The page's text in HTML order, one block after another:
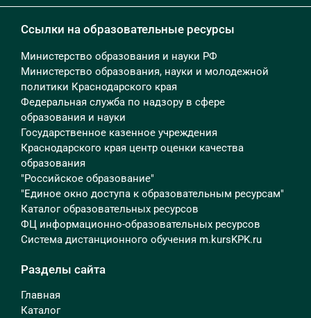
Ссылки на образовательные ресурсы
Министерство образования и науки РФ
Министерство образования, науки и молодежной
политики Краснодарского края
Федеральная служба по надзору в сфере
образования и науки
Государственное казенное учреждения
Краснодарского края центр оценки качества
образования
"Российское образование"
"Единое окно доступа к образовательным ресурсам"
Каталог образовательных ресурсов
ФЦ информационно-образовательных ресурсов
Система дистанционного обучения m.kursKPK.ru
Разделы сайта
Главная
Каталог